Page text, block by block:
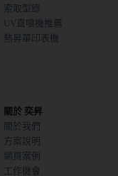
索取型錄
UV直噴機推薦
熱昇華印表機
關於 奕昇
關於我們
方案說明
網頁案例
工作機會